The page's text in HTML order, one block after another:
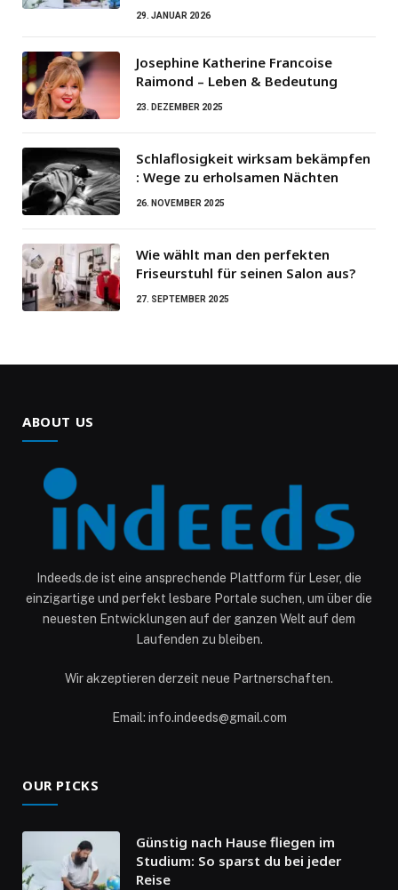
29. JANUAR 2026
Josephine Katherine Francoise
Raimond – Leben & Bedeutung
23. DEZEMBER 2025
Schlaflosigkeit wirksam bekämpfen
: Wege zu erholsamen Nächten
26. NOVEMBER 2025
Wie wählt man den perfekten
Friseurstuhl für seinen Salon aus?
27. SEPTEMBER 2025
ABOUT US
Indeeds.de ist eine ansprechende Plattform für Leser, die
einzigartige und perfekt lesbare Portale suchen, um über die
neuesten Entwicklungen auf der ganzen Welt auf dem
Laufenden zu bleiben.
Wir akzeptieren derzeit neue Partnerschaften.
Email: info.indeeds@gmail.com
OUR PICKS
Günstig nach Hause fliegen im
Studium: So sparst du bei jeder
Reise